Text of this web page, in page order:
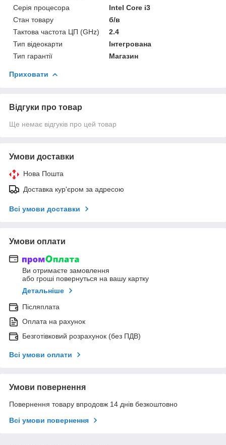
Серія процесора
Intel Core i3
Стан товару
б/в
Тактова частота ЦП (GHz)
2.4
Тип відеокарти
Інтегрована
Тип гарантії
Магазин
Приховати
Відгуки про товар
Ще немає відгуків про цей товар
Умови доставки
Нова Пошта
Доставка кур'єром за адресою
Всі умови доставки
Умови оплати
Ви отримаєте замовлення
або гроші повернуться на вашу картку
Детальніше
Післяплата
Оплата на рахунок
Безготівковий розрахунок (без ПДВ)
Всі умови оплати
Умови повернення
Повернення товару впродовж 14 днів безкоштовно
Всі умови повернення